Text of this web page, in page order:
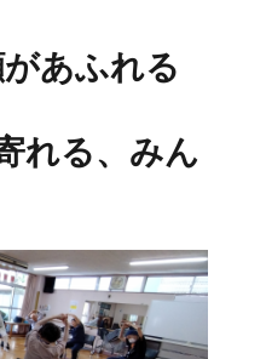
あふれる
れる、みん